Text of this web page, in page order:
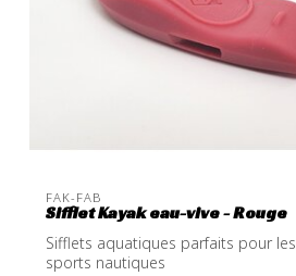
FAK-FAB
Sifflet Kayak eau-vive - Rouge
Sifflets aquatiques parfaits pour les
sports nautiques